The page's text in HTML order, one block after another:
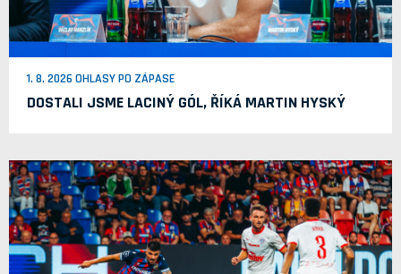
1. 8. 2026 OHLASY PO ZÁPASE
DOSTALI JSME LACINÝ GÓL, ŘÍKÁ MARTIN HYSKÝ